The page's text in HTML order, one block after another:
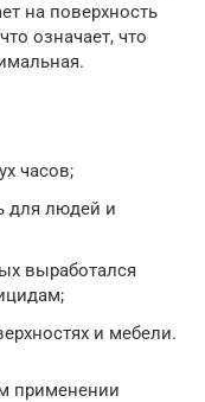
на поверхность
означает, что
часов;
для людей и
выработался
и мебели.
применении